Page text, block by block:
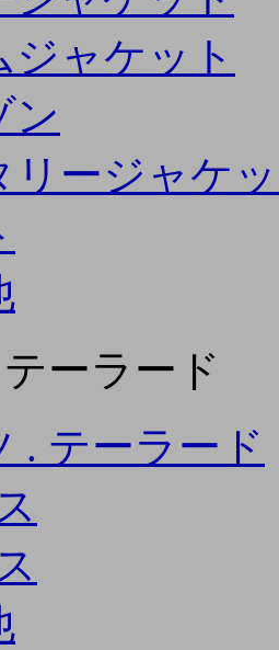
ジャケット
ン
リージャケ
ーラード
. テーラード